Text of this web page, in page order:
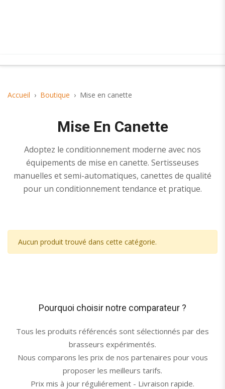
Accueil Boutique Mise en canette
Mise En Canette
Adoptez le conditionnement moderne avec nos
équipements de mise en canette. Sertisseuses
manuelles et semi-automatiques, canettes de qualité
pour un conditionnement tendance et pratique.
Aucun produit trouvé dans cette catégorie.
Pourquoi choisir notre comparateur ?
Tous les produits référencés sont sélectionnés par des
brasseurs expérimentés.
Nous comparons les prix de nos partenaires pour vous
proposer les meilleurs tarifs.
Prix mis à jour réguliérement - Livraison rapide.